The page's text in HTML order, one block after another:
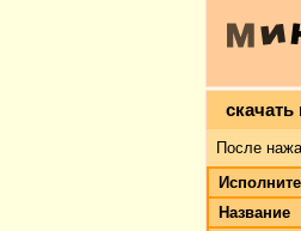
После
Название